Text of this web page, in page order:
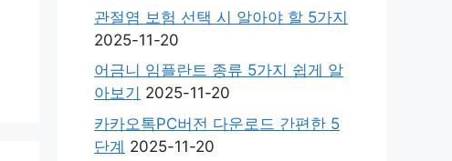
관절염 보험 선택 시 알아야 할 5가지
2025-11-20
어금니 임플란트 종류 5가지 쉽게 알
아보기 2025-11-20
카카오톡PC버전 다운로드 간편한 5
단계 2025-11-20